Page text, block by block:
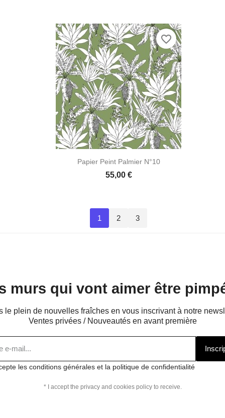
 Aperçu rapide
Papier Peint Palmier N°10
55,00 €
favorite_border
1 2 3
murs qui vont aimer être
le plein de nouvelles fraîches en vous inscrivant à notre
Ventes privées / Nouveautés en avant première
les conditions générales et la politique de confidentialité
* I accept the privacy and cookies policy to receive.